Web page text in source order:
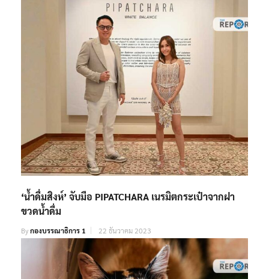
‘น้ำดื่มสิงห์’ จับมือ PIPATCHARA เนรมิตกระเป๋าจากฝา
ขวดน้ำดื่ม
Byกองบรรณาธิการ 1 22 ธันวาคม 2023